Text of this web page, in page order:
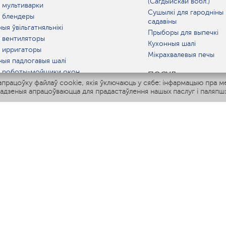
файлаў cookie, якія ўключаюць у сябе: інфармацыю пра
апрацоўваюцца для прадастаўлення нашых паслуг і
ўвільгатняльнікі
падлогавыя шалі
роботы-мойщики окон
мультиварки
IQ Home
Сушылкі для гародніны
садавіны
Прыборы для выпечкі
Кухонныя шалі
Мікрахвалевыя печы
ПОСУД